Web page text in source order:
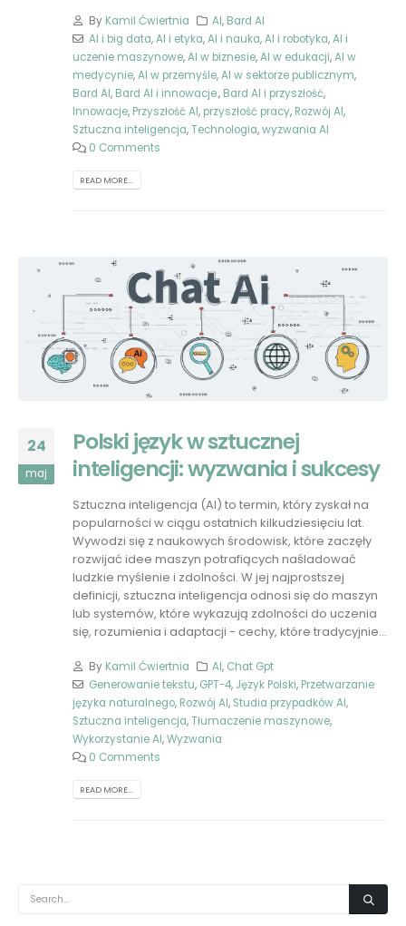
By Kamil Ćwiertnia AI, Bard AI
AI i big data,AI i etyka,AI i nauka,AI i robotyka,AI i
uczenie maszynowe,AI w biznesie,AI w edukacji,AI w
medycynie,AI w przemyśle,AI w sektorze publicznym,
Bard AI, Bard AI i innowacje., Bard AI i przyszłość,
Innowacje, Przyszłość AI, przyszłość pracy, Rozwój AI,
Sztuczna inteligencja,Technologia,wyzwania AI
0 Comments
READ MORE...
24
maj
Polski język w sztucznej
inteligencji: wyzwania i sukcesy
Sztuczna inteligencja (AI) to termin, który zyskał na
popularności w ciągu ostatnich kilkudziesięciu lat.
Wywodzi się z naukowych środowisk, które zaczęły
rozwijać idee maszyn potrafiących naśladować
ludzkie myślenie i zdolności. W jej najprostszej
definicji, sztuczna inteligencja odnosi się do maszyn
lub systemów, które wykazują zdolności do uczenia
się, rozumienia i adaptacji - cechy, które tradycyjnie...
By Kamil Ćwiertnia AI, Chat Gpt
Generowanie tekstu, GPT-4, Język Polski, Przetwarzanie
języka naturalnego, Rozwój AI, Studia przypadków AI,
Sztuczna inteligencja,Tłumaczenie maszynowe,
Wykorzystanie AI,Wyzwania
0 Comments
READ MORE...